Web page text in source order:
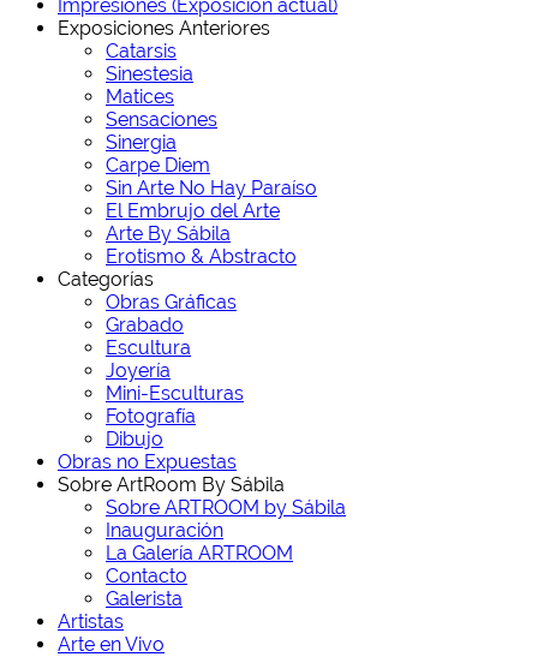
Impresiones (Exposición actual)
Exposiciones Anteriores
Catarsis
Sinestesia
Matices
Sensaciones
Sinergia
Carpe Diem
Sin Arte No Hay Paraíso
El Embrujo del Arte
Arte By Sábila
Erotismo & Abstracto
Categorías
Obras Gráficas
Grabado
Escultura
Joyería
Mini-Esculturas
Fotografía
Dibujo
Obras no Expuestas
Sobre ArtRoom By Sábila
Sobre ARTROOM by Sábila
Inauguración
La Galería ARTROOM
Contacto
Galerista
Artistas
Arte en Vivo